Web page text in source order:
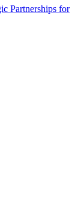
Partnerships for